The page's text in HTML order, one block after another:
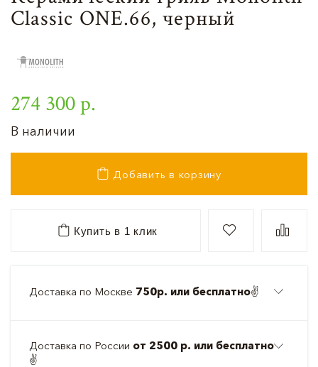
Classic ONE.66, черный
274 300 р.
В наличии
Добавить в корзину
Купить в 1 клик
Доставка по Москве 750р. или бесплатно✌️
Доставка по России от 2500 р. или бесплатно
✌️